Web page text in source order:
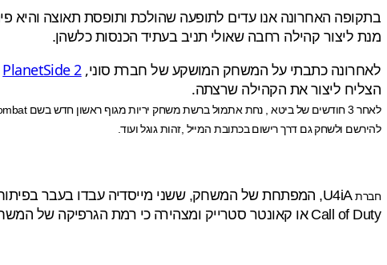
מנת ליצור קהילה רחבה שאולי תניב בעתיד הכנסות כלשהן.
לאחרונה כתבתי על המשחק המושקע של חברת סוני,PlanetSide 2
הצליח ליצור את הקהילה שרצתה.
להירשם ולשחק גם דרך רישום בכתובת המייל ,זהות גוגל ועוד.
חברת
Call of Duty או קאונטר סטרייק ומצהירה כי רמת הגרפיקה של המשחק שוות ערך לרמת הגרפיקה בקונסולות. על אילו קונסולות מדובר? הוא לא פירט…